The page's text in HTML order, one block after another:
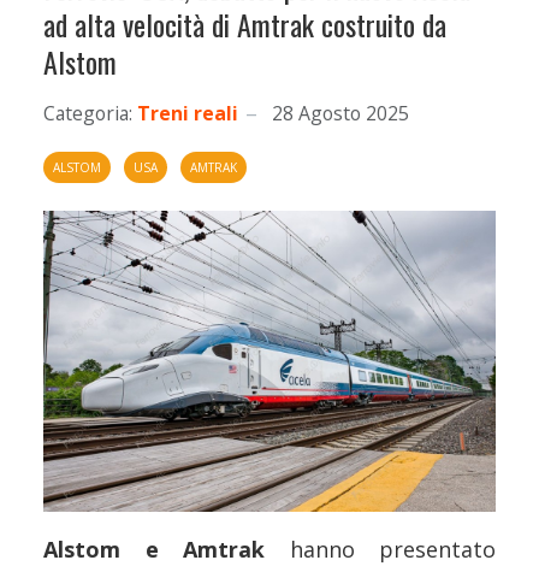
ad alta velocità di Amtrak costruito da
Alstom
Categoria: Treni reali 28 Agosto 2025
ALSTOM USA AMTRAK
Alstom e Amtrak hanno presentato